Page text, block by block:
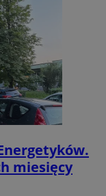
miesięcy